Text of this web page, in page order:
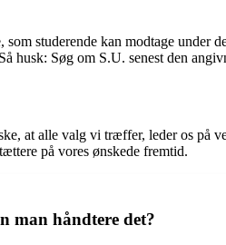
studerende kan modtage
husk: Søg om S.U. senest den
at alle valg vi træffer, leder os på
på vores ønskede fremtid.
man håndtere det?